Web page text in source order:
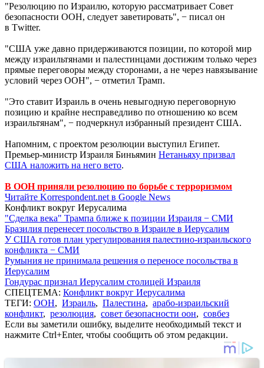
"Резолюцию по Израилю, которую рассматривает Совет
безопасности ООН, следует заветировать", − писал он
в Тwitter.
"США уже давно придерживаются позиции, по которой мир
между израильтянами и палестинцами достижим только через
прямые переговоры между сторонами, а не через навязывание
условий через ООН", − отметил Трамп.
"Это ставит Израиль в очень невыгодную переговорную
позицию и крайне несправедливо по отношению ко всем
израильтянам", − подчеркнул избранный президент США.
Напомним, с проектом резолюции выступил Египет.
Премьер-министр Израиля Биньямин Нетаньяху призвал
США наложить на него вето.
В ООН приняли резолюцию по борьбе с терроризмом
Читайте Korrespondent.net в Google News
Конфликт вокруг Иерусалима
"Сделка века" Трампа ближе к позиции Израиля − СМИ
Бразилия перенесет посольство в Израиле в Иерусалим
У США готов план урегулирования палестино-израильского
конфликта − СМИ
Румыния не принимала решения о переносе посольства в
Иерусалим
Гондурас признал Иерусалим столицей Израиля
СПЕЦТЕМА: Конфликт вокруг Иерусалима
ТЕГИ: ООН, Израиль, Палестина, арабо-израильский
конфликт, резолюция, совет безопасности оон, совбез
Если вы заметили ошибку, выделите необходимый текст и
нажмите Ctrl+Enter, чтобы сообщить об этом редакции.